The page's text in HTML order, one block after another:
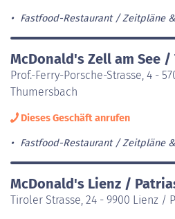
Fastfood-Restaurant Zeitpläne
McDonald's Zell am See
Prof.-Ferry-Porsche-Strasse, 4 -
Thumersbach
Dieses Geschäft anrufen
Fastfood-Restaurant Zeitpläne
McDonald's Lienz /
Tiroler Strasse, 24 - 9900 Lienz /